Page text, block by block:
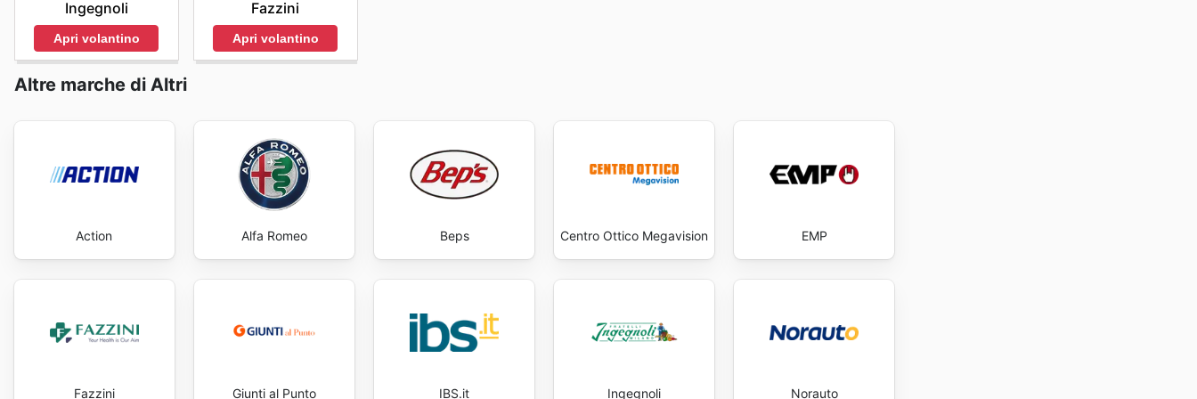
Ingegnoli
Apri volantino
Fazzini
Apri volantino
Altre marche di Altri
Action Alfa Romeo Beps Centro Ottico Megavision EMP
Fazzini Giunti al Punto IBS.it Ingegnoli Norauto